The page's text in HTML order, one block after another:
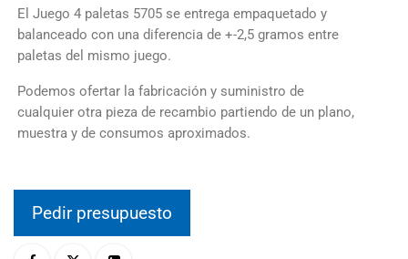
El Juego 4 paletas 5705 se entrega empaquetado y
balanceado con una diferencia de +-2,5 gramos entre
paletas del mismo juego.
Podemos ofertar la fabricación y suministro de
cualquier otra pieza de recambio partiendo de un plano,
muestra y de consumos aproximados.
Pedir presupuesto